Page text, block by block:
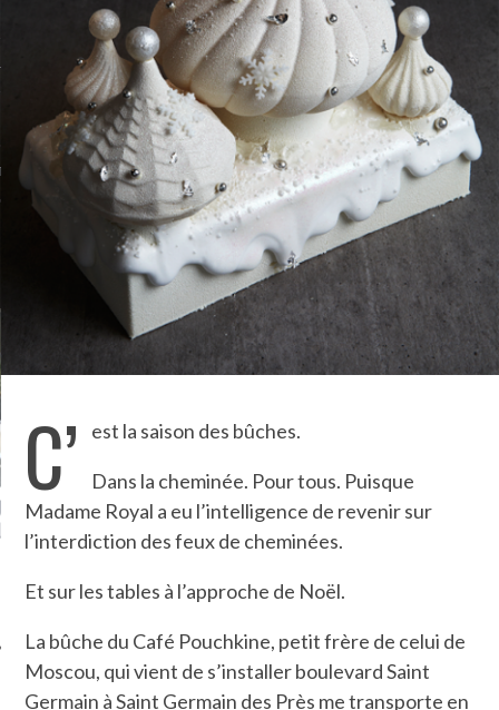
MONROZIER
ARCACHON
LA PHOTO
ATTACHÉS À LA
DE L’AMBASSADE
À PARIS. POURQUOI
UN GRONDIN FOURRÉ AUX
CHAMPIGNONS ET AUX
LARDONS DANS LA HALLE
?
C’ est la saison des bûches.
Dans la cheminée. Pour tous. Puisque
Madame Royal a eu l’intelligence de revenir sur
l’interdiction des feux de cheminées.
Et sur les tables à l’approche de Noël.
La bûche du Café Pouchkine, petit frère de celui de
Moscou, qui vient de s’installer boulevard Saint
Germain à Saint Germain des Près me transporte en